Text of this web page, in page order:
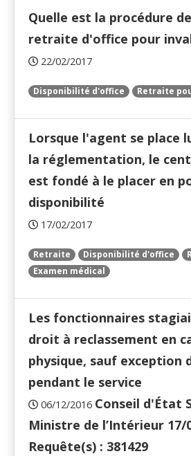
Quelle est la procédure
retraite d'office pour
22/02/2017
Disponibilité d'office Retraite
Lorsque l'agent se place
la réglementation, le
est fondé à le placer en
disponibilité
17/02/2017
Retraite Disponibilité d'office
Examen médical
Les fonctionnaires
droit à reclassement en
physique, sauf exception
pendant le service
06/12/2016 Conseil d'État
Ministre de l’Intérieur 17/
Requête(s) : 381429